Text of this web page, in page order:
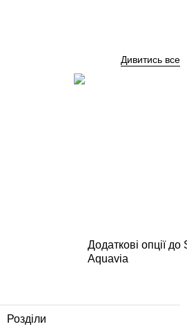
Дивитись все
Додаткові опції
Aquavia
Розділи